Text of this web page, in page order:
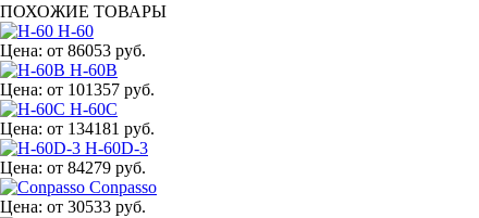
ПОХОЖИЕ ТОВАРЫ
H-60
Цена: от 86053 руб.
H-60B
Цена: от 101357 руб.
H-60C
Цена: от 134181 руб.
H-60D-3
Цена: от 84279 руб.
Conpasso
Цена: от 30533 руб.